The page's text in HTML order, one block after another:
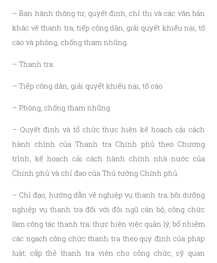
– Ban hành thông tư, quyết định, chỉ thị và các văn bản
khác về thanh tra, tiếp công dân, giải quyết khiếu nại, tố
cáo và phòng, chống tham nhũng.
– Thanh tra:
– Tiếp công dân, giải quyết khiếu nại, tố cáo
– Phòng, chống tham nhũng
– Quyết định và tổ chức thực hiện kế hoạch cải cách
hành chính của Thanh tra Chính phủ theo Chương
trình, kế hoạch cải cách hành chính nhà nước của
Chính phủ và chỉ đạo của Thủ tướng Chính phủ.
– Chỉ đạo, hướng dẫn về nghiệp vụ thanh tra; bồi dưỡng
nghiệp vụ thanh tra đối với đội ngũ cán bộ, công chức
làm công tác thanh tra; thực hiện việc quản lý, bổ nhiệm
các ngạch công chức thanh tra theo quy định của pháp
luật; cấp thẻ thanh tra viên cho công chức, sỹ quan